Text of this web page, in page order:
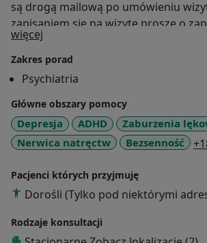
są drogą mailową po umówieniu
zapisaniem się na wizytę proszę o
regulaminem Gabinetu, dostępnym
navmed-psychiatrzy pl. Zapisanie się
akceptację regulaminu. 3. W celu
kontaktu telefonicznego z gabinetem
proszę o telefony od poniedziałku do
godzinach 8.00 -10.00. W czasie pracy
możliwość połączenia telefonicznego
- ze względu na wizyty pacjentów. 4.
wyłącznie dla pacjentów, którzy
pomocy dłuższy czas oraz są w dość
stabilnym stanie psychicznym. Numer
przelewu to 41 1140 2017 0000 4102
tytule proszę podać imię i nazwisko
więcej
Zakres porad
Psychiatria
Główne obszary pomocy
Depresja ADHD
Zaburzenia
Nerwica natręctw
Bezsenność
Pacjenci których przyjmuję
Dorośli (Tylko pod niektórymi
Rodzaje konsultacji